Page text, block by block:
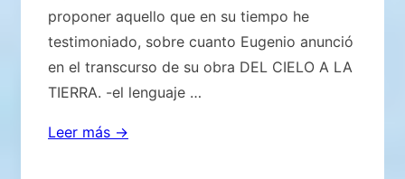
proponer aquello que en su tiempo he
testimoniado, sobre cuanto Eugenio anunció
en el transcurso de su obra DEL CIELO A LA
TIERRA. -el lenguaje …
Signos
Leer más →